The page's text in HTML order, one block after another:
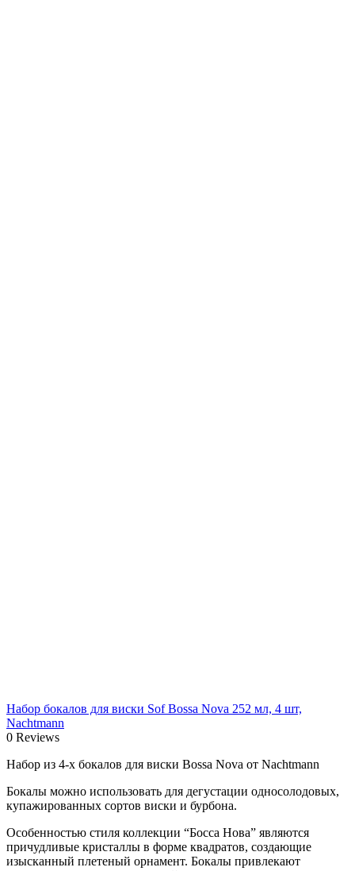
Набор бокалов для виски Sof Bossa Nova 252 мл, 4 шт,
Nachtmann
0 Reviews
Набор из 4-х бокалов для виски Bossa Nova от Nachtmann
Бокалы можно использовать для дегустации односолодовых,
купажированных сортов виски и бурбона.
Особенностью стиля коллекции “Босса Нова” являются
причудливые кристаллы в форме квадратов, создающие
изысканный плетеный орнамент. Бокалы привлекают